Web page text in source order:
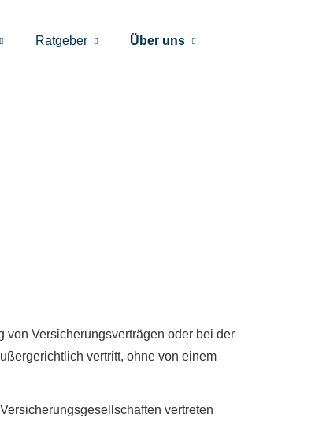
Ratgeber Über uns
von Versicherungsverträgen oder bei der
vertritt, ohne von einem
vertreten